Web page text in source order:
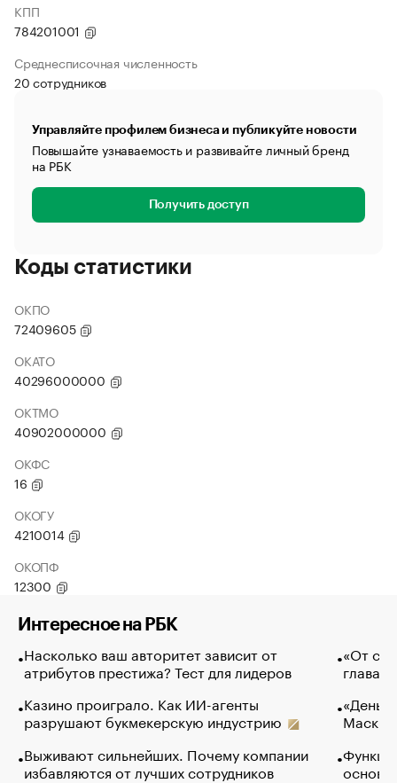
КПП
784201001
Среднесписочная численность
20 сотрудников
Управляйте профилем бизнеса и публикуйте новости
Повышайте узнаваемость и развивайте личный бренд
на РБК
Получить доступ
Коды статистики
ОКПО
72409605
ОКАТО
40296000000
ОКТМО
40902000000
ОКФС
16
ОКОГУ
4210014
ОКОПФ
12300
Интересное на РБК
Насколько ваш авторитет зависит от
атрибутов престижа? Тест для лидеров
Казино проиграло. Как ИИ-агенты
разрушают букмекерскую индустрию
Выживают сильнейших. Почему компании
избавляются от лучших сотрудников
«От
глава
Маск в
основ